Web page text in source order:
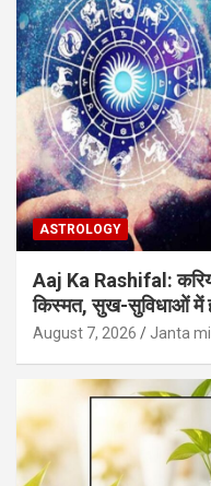
ASTROLOGY
Aaj Ka Rashifal:
किस्मत, सुख-सुविधाओं में
August 7, 2026 Janta